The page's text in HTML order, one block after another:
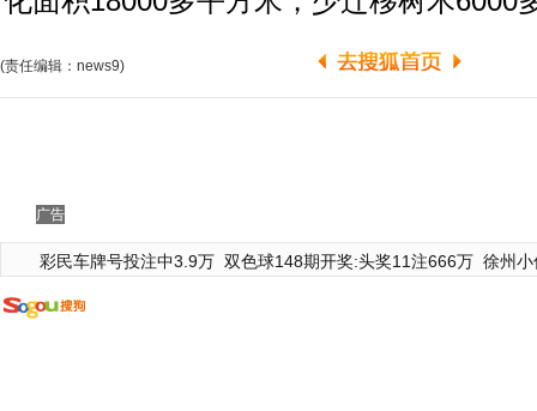
(责任编辑：news9)
广告
彩民车牌号投注中3.9万 双色球148期开奖:头奖11注666万 徐州